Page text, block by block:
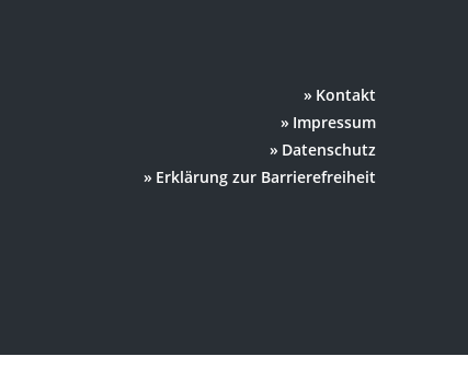
Kontakt
Impressum
Datenschutz
Erklärung zur Barrierefreiheit